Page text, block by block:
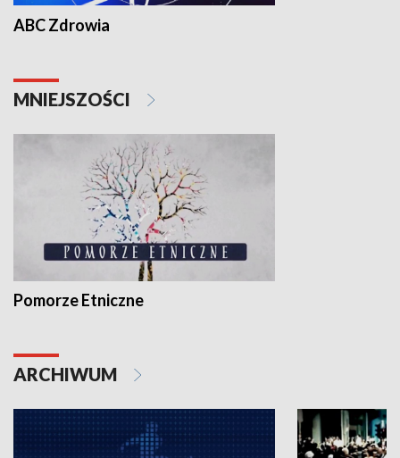
ABC Zdrowia
MNIEJSZOŚCI
Pomorze Etniczne
ARCHIWUM